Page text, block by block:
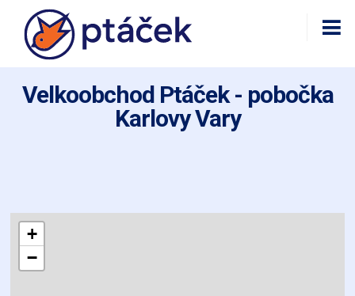
Velkoobchod Ptáček - pobočka
Karlovy Vary
+
−